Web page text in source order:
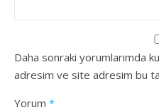
Daha sonraki yorumlarımda
adresim ve site adresim bu
Yorum *